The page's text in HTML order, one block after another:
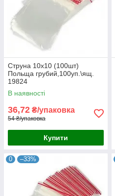
Струна 10х10 (100шт)
Польща грубий,100уп.\ящ.
19824
В наявності
36,72 ₴/упаковка
54 ₴/упаковка
Купити
0 –33%